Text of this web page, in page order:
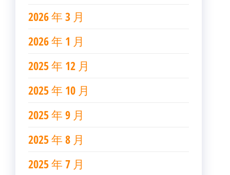
2026 年 3 月
2026 年 1 月
2025 年 12 月
2025 年 10 月
2025 年 9 月
2025 年 8 月
2025 年 7 月